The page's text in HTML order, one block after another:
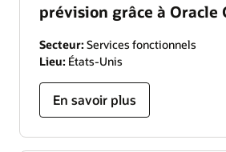
prévision grâce à Oracle
Secteur: Services fonctionnels
Lieu: États-Unis
En savoir plus